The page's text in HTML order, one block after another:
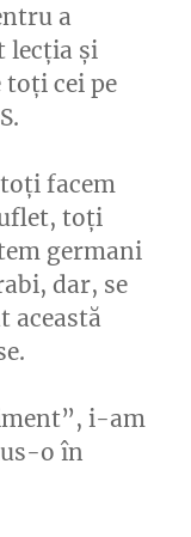
a
lecția și
cei pe
facem
toți
germani
dar, se
această
i-am
o în